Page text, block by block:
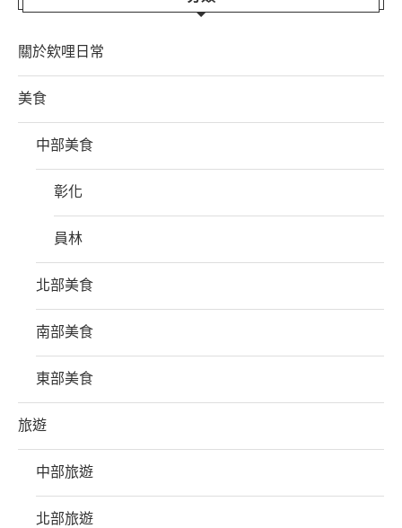
關於欸哩日常
美食
中部美食
彰化
員林
北部美食
南部美食
東部美食
旅遊
中部旅遊
北部旅遊